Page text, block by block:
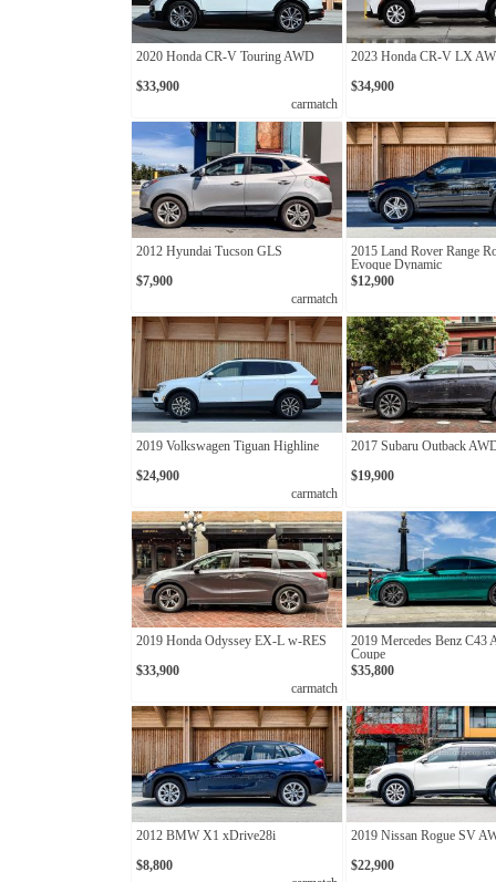
2020 Honda CR-V Touring AWD
$33,900
carmatch
2023 Honda CR-V LX
$34,900
2012 Hyundai Tucson GLS
$7,900
carmatch
2015 Land Rover Range
Evoque Dynamic
$12,900
2019 Volkswagen Tiguan Highline
$24,900
carmatch
2017 Subaru Outback
$19,900
2019 Honda Odyssey EX-L w-RES
$33,900
carmatch
2019 Mercedes Benz C43
Coupe
$35,800
2012 BMW X1 xDrive28i
$8,800
2019 Nissan Rogue SV
$22,900